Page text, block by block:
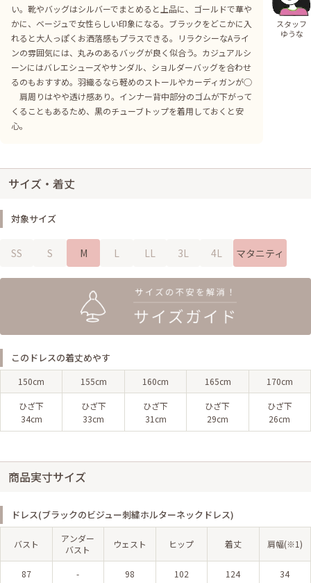
い。靴やバッグはシルバーでまとめると上品に、ゴールドで華や
かに、ベージュで女性らしい印象になる。ブラックをどこかに入
れると大人っぽくお洒落感もプラスできる。リラクシーなAライ
ンの雰囲気には、丸みのあるバッグが良く似合う。カジュアルシ
ーンにはバレエシューズやサンダル、ショルダーバッグを合わせ
るのもおすすめ。羽織るなら軽めのストールやカーディガンが◯
肩周りはやや透け感あり。インナー背中部分のゴムが下がって
くることもあるため、黒のチューブトップを着用しておくと安
心。
スタッフ
ゆうな
サイズ・着丈
対象サイズ
SS S M L LL 3L 4L マタニティ
このドレスの着丈めやす
150cm 155cm 160cm 165cm 170cm
ひざ下
34cm
ひざ下
33cm
ひざ下
31cm
ひざ下
29cm
ひざ下
26cm
商品実寸サイズ
ドレス(ブラックのビジュー刺繍ホルターネックドレス)
バスト
アンダー
バスト
ウェスト ヒップ 着丈 肩幅(※1)
87 - 98 102 124 34